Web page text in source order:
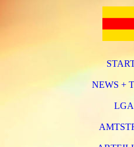
NEWS +
LGA